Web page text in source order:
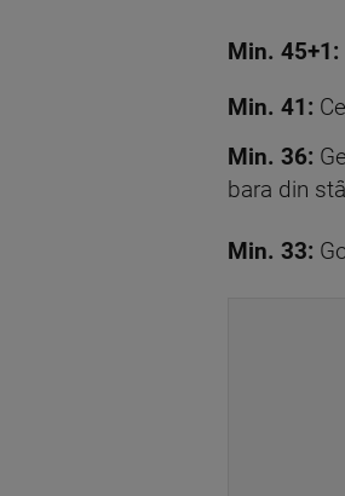
Min. 45+1:
Min. 41:
Min. 36:
bara din
Min. 33: